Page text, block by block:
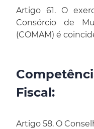
Artigo 61. O
Consórcio de
(COMAM) é
Fiscal:
Artigo 58. O